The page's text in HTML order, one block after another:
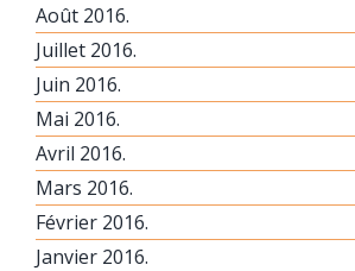
Août 2016.
Juillet 2016.
Juin 2016.
Mai 2016.
Avril 2016.
Mars 2016.
Février 2016.
Janvier 2016.